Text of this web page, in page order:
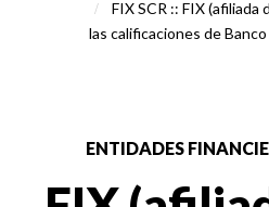
FIX SCR :: FIX (afiliada
las calificaciones de
ENTIDADES